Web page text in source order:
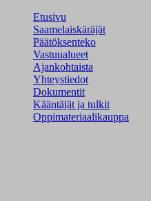
Etusivu
Saamelaiskäräjät
Päätöksenteko
Vastuualueet
Ajankohtaista
Yhteystiedot
Dokumentit
Kääntäjät ja tulkit
Oppimateriaalikauppa